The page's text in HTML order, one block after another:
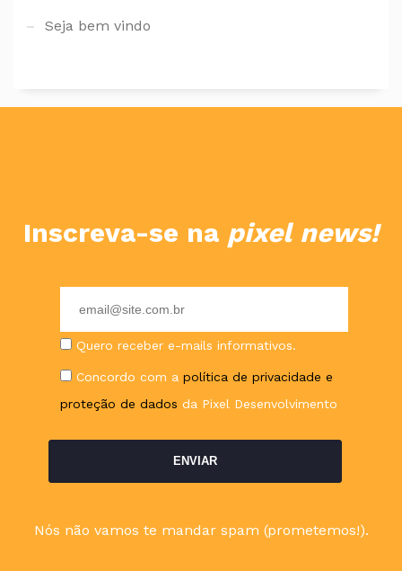
Seja bem vindo
Inscreva-se na pixel news!
Quero receber e-mails informativos.
Concordo com apolítica de privacidade e
proteção de dados da Pixel Desenvolvimento
Nós não vamos te mandar spam (prometemos!).